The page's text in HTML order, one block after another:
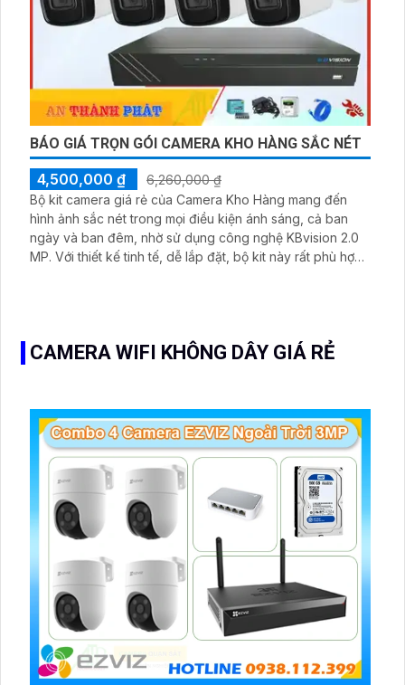
BÁO GIÁ TRỌN GÓI CAMERA KHO HÀNG SẮC NÉT
4,500,000 ₫
6,260,000 ₫
Bộ kit camera giá rẻ của Camera Kho Hàng mang đến
hình ảnh sắc nét trong mọi điều kiện ánh sáng, cả ban
ngày và ban đêm, nhờ sử dụng công nghệ KBvision 2.0
MP. Với thiết kế tinh tế, dễ lắp đặt, bộ kit này rất phù hợp
CAMERA WIFI KHÔNG DÂY GIÁ RẺ